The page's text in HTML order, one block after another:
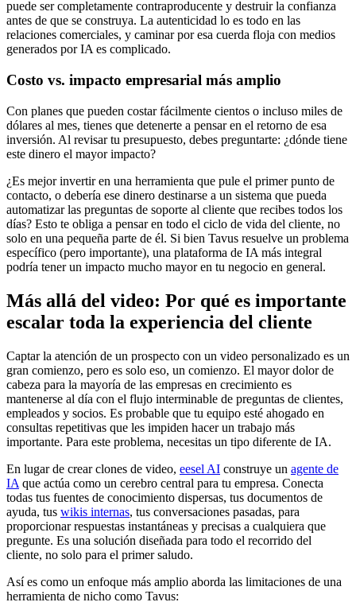
puede ser completamente contraproducente y destruir la confianza
antes de que se construya. La autenticidad lo es todo en las
relaciones comerciales, y caminar por esa cuerda floja con medios
generados por IA es complicado.
Costo vs. impacto empresarial más amplio
Con planes que pueden costar fácilmente cientos o incluso miles de
dólares al mes, tienes que detenerte a pensar en el retorno de esa
inversión. Al revisar tu presupuesto, debes preguntarte: ¿dónde tiene
este dinero el mayor impacto?
¿Es mejor invertir en una herramienta que pule el primer punto de
contacto, o debería ese dinero destinarse a un sistema que pueda
automatizar las preguntas de soporte al cliente que recibes todos los
días? Esto te obliga a pensar en todo el ciclo de vida del cliente, no
solo en una pequeña parte de él. Si bien Tavus resuelve un problema
específico (pero importante), una plataforma de IA más integral
podría tener un impacto mucho mayor en tu negocio en general.
Más allá del video: Por qué es importante
escalar toda la experiencia del cliente
Captar la atención de un prospecto con un video personalizado es un
gran comienzo, pero es solo eso, un comienzo. El mayor dolor de
cabeza para la mayoría de las empresas en crecimiento es
mantenerse al día con el flujo interminable de preguntas de clientes,
empleados y socios. Es probable que tu equipo esté ahogado en
consultas repetitivas que les impiden hacer un trabajo más
importante. Para este problema, necesitas un tipo diferente de IA.
En lugar de crear clones de video, eesel AI construye un agente de
IA que actúa como un cerebro central para tu empresa. Conecta
todas tus fuentes de conocimiento dispersas, tus documentos de
ayuda, tus wikis internas, tus conversaciones pasadas, para
proporcionar respuestas instantáneas y precisas a cualquiera que
pregunte. Es una solución diseñada para todo el recorrido del
cliente, no solo para el primer saludo.
Así es como un enfoque más amplio aborda las limitaciones de una
herramienta de nicho como Tavus: